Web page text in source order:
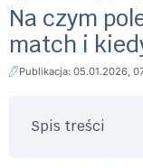
Na czym
match i
Publikacja: 05.01.2026,
Spis treści